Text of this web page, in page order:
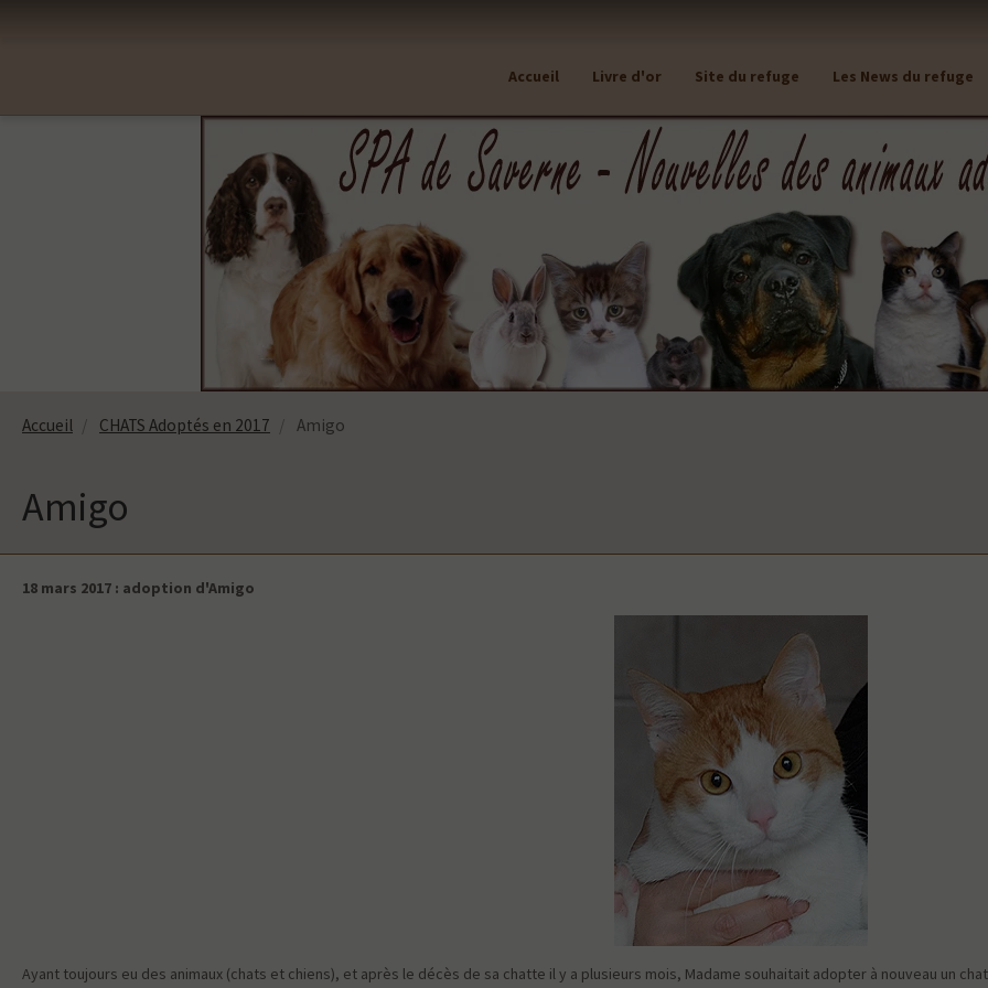
Accueil Livre d'or Site du refuge Les News du refuge
Accueil CHATS Adoptés en 2017 Amigo
Amigo
18 mars 2017 : adoption d'Amigo
Ayant toujours eu des animaux (chats et chiens), et après le décès de sa chatte il y a plusieurs mois, Madame souhaitait adopter à nouveau un